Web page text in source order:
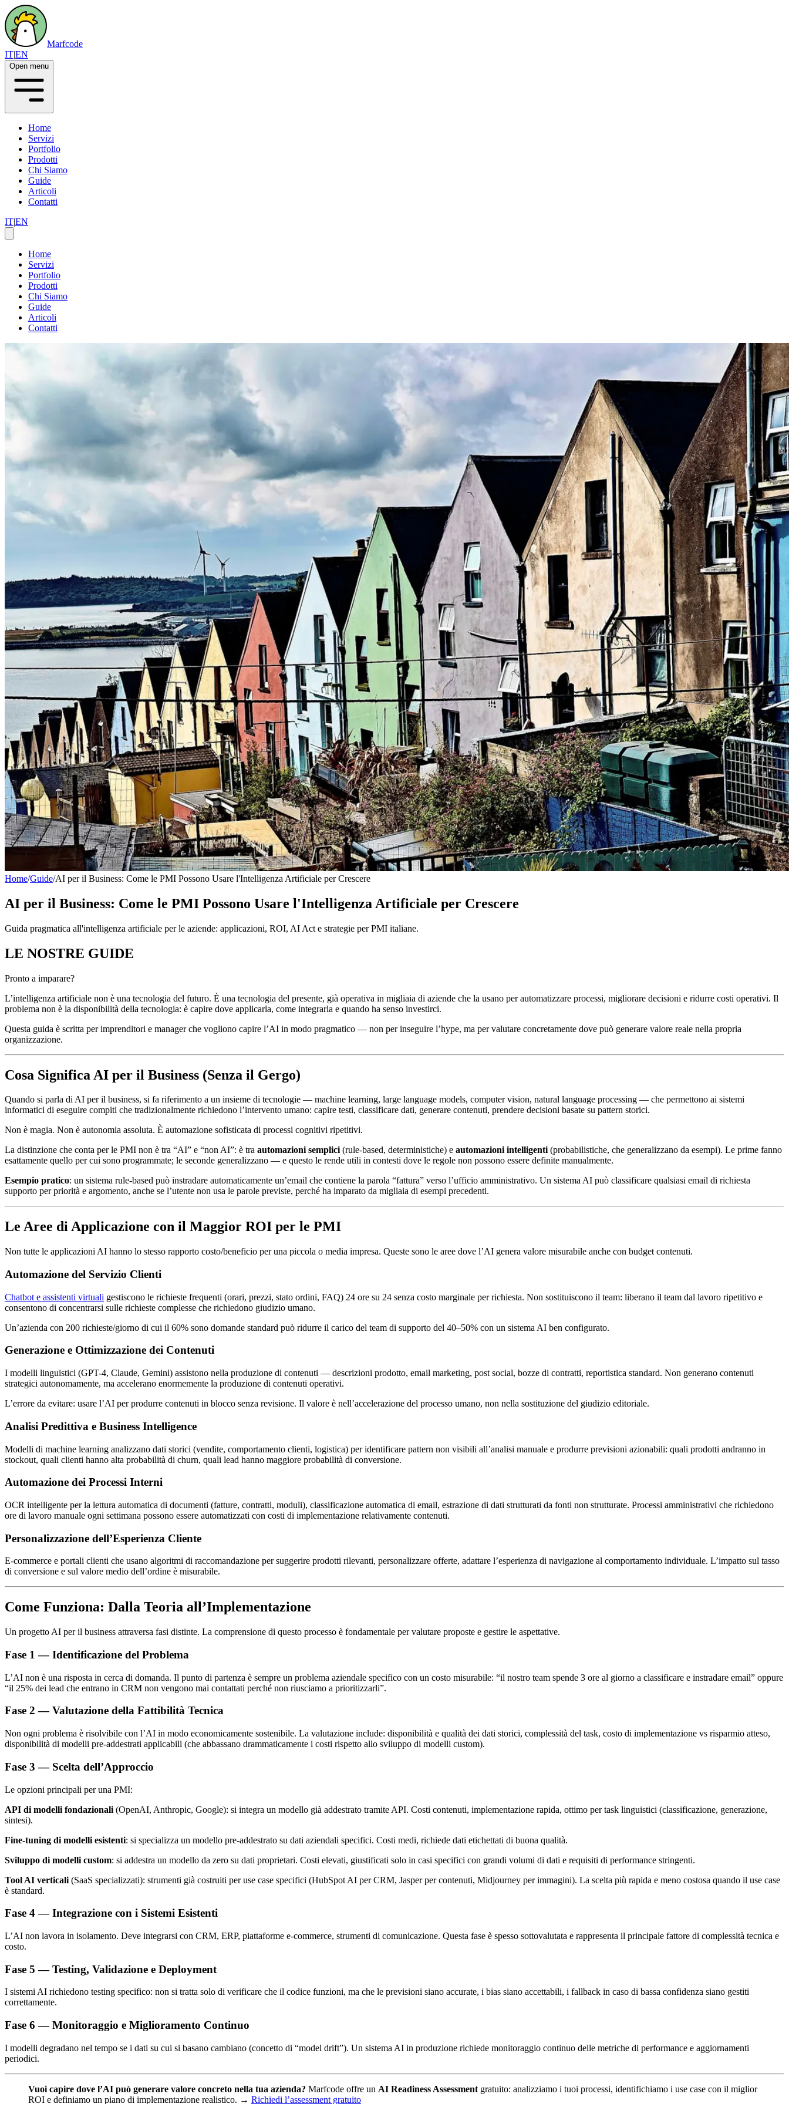
Marfcode
IT|EN
Open menu
Home
Servizi
Portfolio
Prodotti
Chi Siamo
Guide
Articoli
Contatti
IT|EN
Home
Servizi
Portfolio
Prodotti
Chi Siamo
Guide
Articoli
Contatti
Home/Guide/AI per il Business: Come le PMI Possono Usare l'Intelligenza Artificiale per Crescere
AI per il Business: Come le PMI Possono Usare l'Intelligenza Artificiale per Crescere
Guida pragmatica all'intelligenza artificiale per le aziende: applicazioni, ROI, AI Act e strategie per PMI italiane.
LE NOSTRE GUIDE
Pronto a imparare?
L’intelligenza artificiale non è una tecnologia del futuro. È una tecnologia del presente, già operativa in migliaia di aziende che la usano per automatizzare processi, migliorare decisioni e ridurre costi operativi. Il
problema non è la disponibilità della tecnologia: è capire dove applicarla, come integrarla e quando ha senso investirci.
Questa guida è scritta per imprenditori e manager che vogliono capire l’AI in modo pragmatico — non per inseguire l’hype, ma per valutare concretamente dove può generare valore reale nella propria
organizzazione.
Cosa Significa AI per il Business (Senza il Gergo)
Quando si parla di AI per il business, si fa riferimento a un insieme di tecnologie — machine learning, large language models, computer vision, natural language processing — che permettono ai sistemi
informatici di eseguire compiti che tradizionalmente richiedono l’intervento umano: capire testi, classificare dati, generare contenuti, prendere decisioni basate su pattern storici.
Non è magia. Non è autonomia assoluta. È automazione sofisticata di processi cognitivi ripetitivi.
La distinzione che conta per le PMI non è tra “AI” e “non AI”: è tra automazioni semplici(rule-based, deterministiche) e automazioni intelligenti(probabilistiche, che generalizzano da esempi). Le prime fanno
esattamente quello per cui sono programmate; le seconde generalizzano — e questo le rende utili in contesti dove le regole non possono essere definite manualmente.
Esempio pratico: un sistema rule-based può instradare automaticamente un’email che contiene la parola “fattura” verso l’ufficio amministrativo. Un sistema AI può classificare qualsiasi email di richiesta
supporto per priorità e argomento, anche se l’utente non usa le parole previste, perché ha imparato da migliaia di esempi precedenti.
Le Aree di Applicazione con il Maggior ROI per le PMI
Non tutte le applicazioni AI hanno lo stesso rapporto costo/beneficio per una piccola o media impresa. Queste sono le aree dove l’AI genera valore misurabile anche con budget contenuti.
Automazione del Servizio Clienti
Chatbot e assistenti virtuali gestiscono le richieste frequenti (orari, prezzi, stato ordini, FAQ) 24 ore su 24 senza costo marginale per richiesta. Non sostituiscono il team: liberano il team dal lavoro ripetitivo e
consentono di concentrarsi sulle richieste complesse che richiedono giudizio umano.
Un’azienda con 200 richieste/giorno di cui il 60% sono domande standard può ridurre il carico del team di supporto del 40–50% con un sistema AI ben configurato.
Generazione e Ottimizzazione dei Contenuti
I modelli linguistici (GPT-4, Claude, Gemini) assistono nella produzione di contenuti — descrizioni prodotto, email marketing, post social, bozze di contratti, reportistica standard. Non generano contenuti
strategici autonomamente, ma accelerano enormemente la produzione di contenuti operativi.
L’errore da evitare: usare l’AI per produrre contenuti in blocco senza revisione. Il valore è nell’accelerazione del processo umano, non nella sostituzione del giudizio editoriale.
Analisi Predittiva e Business Intelligence
Modelli di machine learning analizzano dati storici (vendite, comportamento clienti, logistica) per identificare pattern non visibili all’analisi manuale e produrre previsioni azionabili: quali prodotti andranno in
stockout, quali clienti hanno alta probabilità di churn, quali lead hanno maggiore probabilità di conversione.
Automazione dei Processi Interni
OCR intelligente per la lettura automatica di documenti (fatture, contratti, moduli), classificazione automatica di email, estrazione di dati strutturati da fonti non strutturate. Processi amministrativi che richiedono
ore di lavoro manuale ogni settimana possono essere automatizzati con costi di implementazione relativamente contenuti.
Personalizzazione dell’Esperienza Cliente
E-commerce e portali clienti che usano algoritmi di raccomandazione per suggerire prodotti rilevanti, personalizzare offerte, adattare l’esperienza di navigazione al comportamento individuale. L’impatto sul tasso
di conversione e sul valore medio dell’ordine è misurabile.
Come Funziona: Dalla Teoria all’Implementazione
Un progetto AI per il business attraversa fasi distinte. La comprensione di questo processo è fondamentale per valutare proposte e gestire le aspettative.
Fase 1 — Identificazione del Problema
L’AI non è una risposta in cerca di domanda. Il punto di partenza è sempre un problema aziendale specifico con un costo misurabile: “il nostro team spende 3 ore al giorno a classificare e instradare email” oppure
“il 25% dei lead che entrano in CRM non vengono mai contattati perché non riusciamo a prioritizzarli”.
Fase 2 — Valutazione della Fattibilità Tecnica
Non ogni problema è risolvibile con l’AI in modo economicamente sostenibile. La valutazione include: disponibilità e qualità dei dati storici, complessità del task, costo di implementazione vs risparmio atteso,
disponibilità di modelli pre-addestrati applicabili (che abbassano drammaticamente i costi rispetto allo sviluppo di modelli custom).
Fase 3 — Scelta dell’Approccio
Le opzioni principali per una PMI:
API di modelli fondazionali (OpenAI, Anthropic, Google): si integra un modello già addestrato tramite API. Costi contenuti, implementazione rapida, ottimo per task linguistici (classificazione, generazione,
sintesi).
Fine-tuning di modelli esistenti: si specializza un modello pre-addestrato su dati aziendali specifici. Costi medi, richiede dati etichettati di buona qualità.
Sviluppo di modelli custom: si addestra un modello da zero su dati proprietari. Costi elevati, giustificati solo in casi specifici con grandi volumi di dati e requisiti di performance stringenti.
Tool AI verticali (SaaS specializzati): strumenti già costruiti per use case specifici (HubSpot AI per CRM, Jasper per contenuti, Midjourney per immagini). La scelta più rapida e meno costosa quando il use case
è standard.
Fase 4 — Integrazione con i Sistemi Esistenti
L’AI non lavora in isolamento. Deve integrarsi con CRM, ERP, piattaforme e-commerce, strumenti di comunicazione. Questa fase è spesso sottovalutata e rappresenta il principale fattore di complessità tecnica e
costo.
Fase 5 — Testing, Validazione e Deployment
I sistemi AI richiedono testing specifico: non si tratta solo di verificare che il codice funzioni, ma che le previsioni siano accurate, i bias siano accettabili, i fallback in caso di bassa confidenza siano gestiti
correttamente.
Fase 6 — Monitoraggio e Miglioramento Continuo
I modelli degradano nel tempo se i dati su cui si basano cambiano (concetto di “model drift”). Un sistema AI in produzione richiede monitoraggio continuo delle metriche di performance e aggiornamenti
periodici.
Vuoi capire dove l’AI può generare valore concreto nella tua azienda? Marfcode offre un AI Readiness Assessment gratuito: analizziamo i tuoi processi, identifichiamo i use case con il miglior
ROI e definiamo un piano di implementazione realistico. → Richiedi l’assessment gratuito